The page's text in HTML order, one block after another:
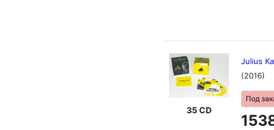
35 CD
Julius
(2016)
Под